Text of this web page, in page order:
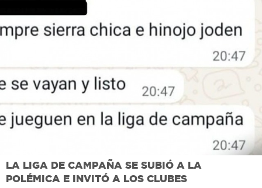
LA LIGA DE CAMPAÑA SE SUBIÓ A LA
POLÉMICA E INVITÓ A LOS CLUBES